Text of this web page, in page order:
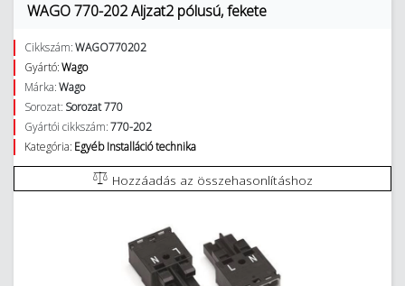
WAGO 770-202 Aljzat2 pólusú, fekete
Cikkszám:WAGO770202
Gyártó:Wago
Márka:Wago
Sorozat: Sorozat 770
Gyártói cikkszám:770-202
Kategória: Egyéb Installáció technika
Hozzáadás az összehasonlításhoz